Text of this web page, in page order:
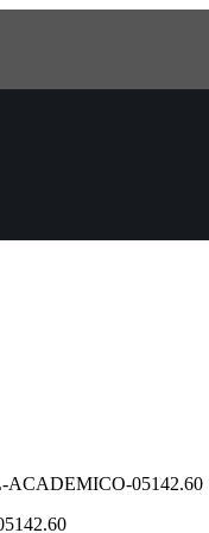
05142.60